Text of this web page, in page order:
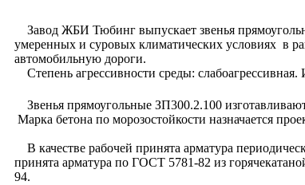
Завод ЖБИ Тюбинг выпускает звенья
умеренных и суровых климатических условиях в
автомобильную дороги.
Степень агрессивности среды:
Звенья прямоугольные ЗП300.2.100
Марка бетона по морозостойкости назначается
В качестве рабочей принята арматура
принята арматура по ГОСТ 5781-82 из
94.